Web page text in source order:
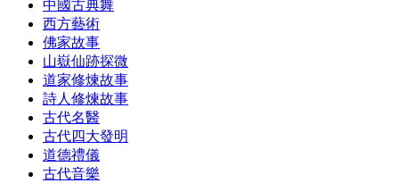
中國古典舞
西方藝術
佛家故事
山嶽仙跡探微
道家修煉故事
詩人修煉故事
古代名醫
古代四大發明
道德禮儀
古代音樂